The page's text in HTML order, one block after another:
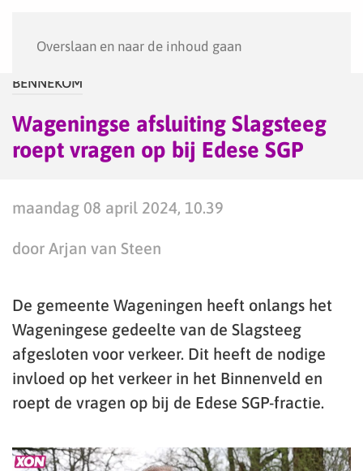
Overslaan en naar de inhoud gaan
BENNEKOM
Wageningse afsluiting Slagsteeg
roept vragen op bij Edese SGP
maandag 08 april 2024, 10.39
door Arjan van Steen
De gemeente Wageningen heeft onlangs het
Wageningese gedeelte van de Slagsteeg
afgesloten voor verkeer. Dit heeft de nodige
invloed op het verkeer in het Binnenveld en
roept de vragen op bij de Edese SGP-fractie.